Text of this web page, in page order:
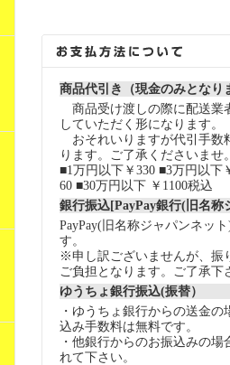
商品代引き（現金のみとなり
商品受け渡しの際に配送業
していただく形になります。
おそれいりますが代引手数
ります。ご了承くださいませ
■1万円以下￥330 ■3万円以下
60 ■30万円以下 ￥1100税込
銀行振込[PayPay銀行(旧名称
PayPay(旧名称ジャパンネッ
す。
※申し訳ございませんが、振
ご負担となります。ご了承下
ゆうちょ銀行振込(振替）
・ゆうちょ銀行からの送金
込み手数料は無料です。
・他銀行からのお振込みの場
れて下さい。